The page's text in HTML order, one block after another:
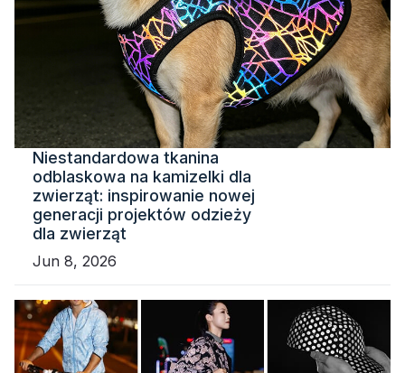
Niestandardowa tkanina
odblaskowa na kamizelki dla
zwierząt: inspirowanie nowej
generacji projektów odzieży
dla zwierząt
Jun 8, 2026